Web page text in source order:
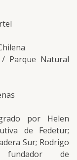
Parque Natural
por Helen
de Fedetur;
Sur; Rodrigo
fundador de